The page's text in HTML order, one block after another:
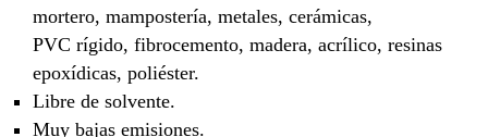
mortero, mampostería, metales, cerámicas,
PVC rígido, fibrocemento, madera, acrílico, resinas
epoxídicas, poliéster.
Libre de solvente.
Muy bajas emisiones.